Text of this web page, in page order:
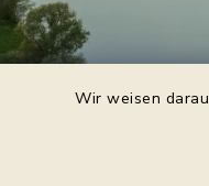
Wir weisen